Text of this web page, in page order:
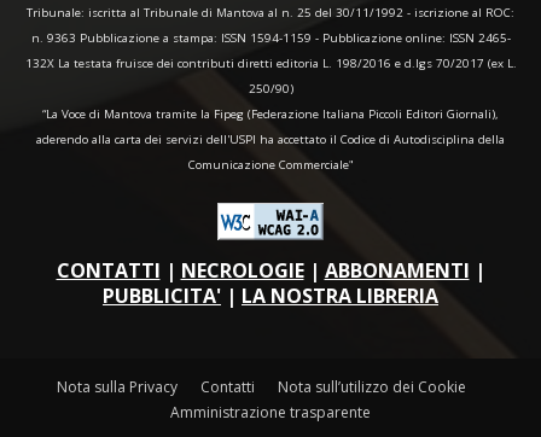
Tribunale: iscritta al Tribunale di Mantova al n. 25 del 30/11/1992 - iscrizione al ROC:
n. 9363 Pubblicazione a stampa: ISSN 1594-1159 - Pubblicazione online: ISSN 2465-
132X La testata fruisce dei contributi diretti editoria L. 198/2016 e d.lgs 70/2017 (ex L.
250/90)
“La Voce di Mantova tramite la Fipeg (Federazione Italiana Piccoli Editori Giornali),
aderendo alla carta dei servizi dell'USPI ha accettato il Codice di Autodisciplina della
Comunicazione Commerciale"
CONTATTI | NECROLOGIE| ABBONAMENTI |
PUBBLICITA' | LA NOSTRA LIBRERIA
Nota sulla Privacy Contatti
Nota sull’utilizzo dei Cookie
Amministrazione trasparente